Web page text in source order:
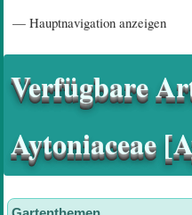
— Hauptnavigation anzeigen
Verfügbare
Aytoniaceae